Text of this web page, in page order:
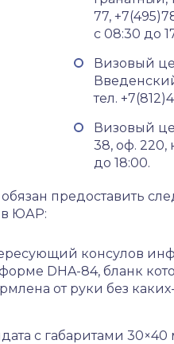
77,
с 08:30 до
Визовый
тел.
Визовый
38, оф. 220,
до 18:00.
предоставить
в ЮАР:
консулов
DHA-84, бланк
от руки без
с габаритами